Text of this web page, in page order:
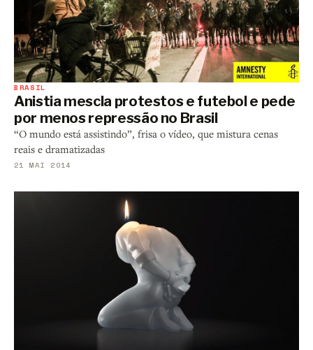
BRASIL
Anistia mescla protestos e futebol e pede
por menos repressão no Brasil
“O mundo está assistindo”, frisa o vídeo, que mistura cenas
reais e dramatizadas
21 MAI 2014